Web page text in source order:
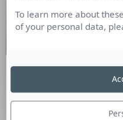
Le
s’allie au
To learn more about
of your personal data,